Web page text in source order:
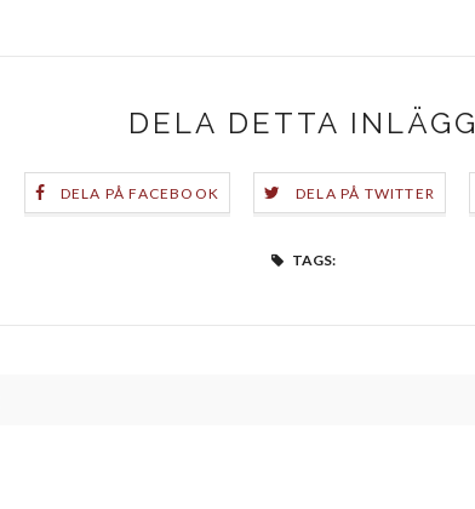
DELA DETTA INLÄGG
DELA PÅ FACEBOOK DELA PÅ TWITTER
TAGS: